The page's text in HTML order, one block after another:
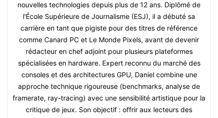
nouvelles technologies depuis plus de 12 ans. Diplômé de
l'École Supérieure de Journalisme (ESJ), il a débuté sa
carrière en tant que pigiste pour des titres de référence
comme Canard PC et Le Monde Pixels, avant de devenir
rédacteur en chef adjoint pour plusieurs plateformes
spécialisées en hardware. Expert reconnu du marché des
consoles et des architectures GPU, Daniel combine une
approche technique rigoureuse (benchmarks, analyse de
framerate, ray-tracing) avec une sensibilité artistique pour la
critique de jeux. Son objectif : offrir aux lecteurs des